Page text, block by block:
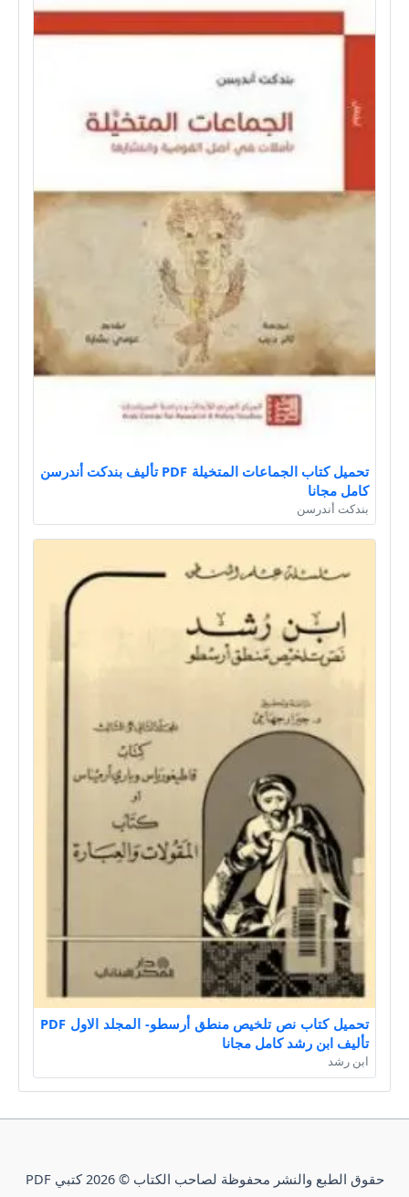
تحميل كتاب الجماعات المتخيلة PDF تأليف بندكت أندرسن
كامل مجانا
بندكت أندرسن
تحميل كتاب نص تلخيص منطق أرسطو- المجلد الاول PDF
تأليف ابن رشد كامل مجانا
ابن رشد
حقوق الطبع والنشر محفوظة لصاحب الكتاب © 2026 كتبي PDF